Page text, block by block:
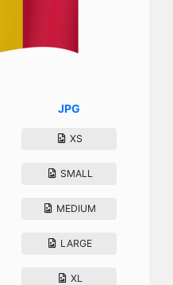
JPG
XS
SMALL
MEDIUM
LARGE
XL